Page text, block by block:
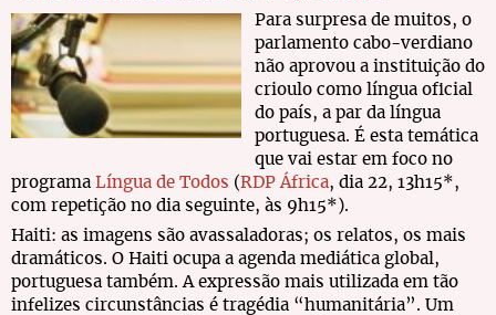
Para surpresa de muitos, o
parlamento cabo-verdiano
não aprovou a instituição do
crioulo como língua oficial
do país, a par da língua
portuguesa. É esta temática
que vai estar em foco no
programa Língua de Todos (RDP África, dia 22, 13h15*,
com repetição no dia seguinte, às 9h15*).
Haiti: as imagens são avassaladoras; os relatos, os mais
dramáticos. O Haiti ocupa a agenda mediática global,
portuguesa também. A expressão mais utilizada em tão
infelizes circunstâncias é tragédia “humanitária”. Um